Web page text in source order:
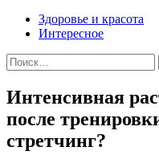
Здоровье и красота
Интересное
Найти:
Интенсивная
после
стретчинг?